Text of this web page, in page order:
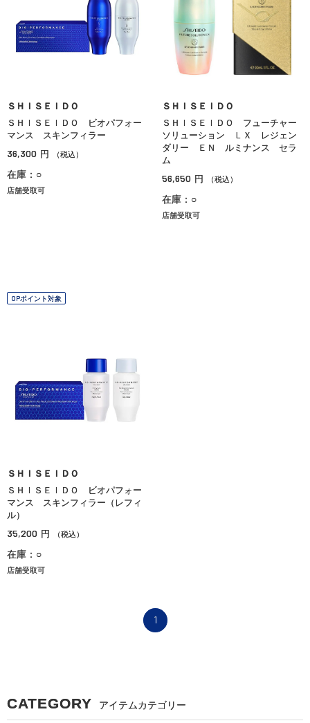
ＳＨＩＳＥＩＤＯ
ＳＨＩＳＥＩＤＯ ビオパフォー
マンス スキンフィラー
36,300 円 （税込）
在庫：○
店舗受取可
ＳＨＩＳＥＩＤＯ
ＳＨＩＳＥＩＤＯ フューチャー
ソリューション ＬＸ レジェン
ダリー ＥＮ ルミナンス セラ
ム
56,650 円 （税込）
在庫：○
店舗受取可
OPポイント対象
ＳＨＩＳＥＩＤＯ
ＳＨＩＳＥＩＤＯ ビオパフォー
マンス スキンフィラー（レフィ
ル）
35,200 円 （税込）
在庫：○
店舗受取可
1
CATEGORY アイテムカテゴリー